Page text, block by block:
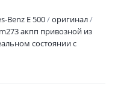
рады сотрудничать.
Пневмоподушки
-Ресурс
подушек
км при стоимости
Benz E 500
оригинал
акпп привозной из
состоянии с